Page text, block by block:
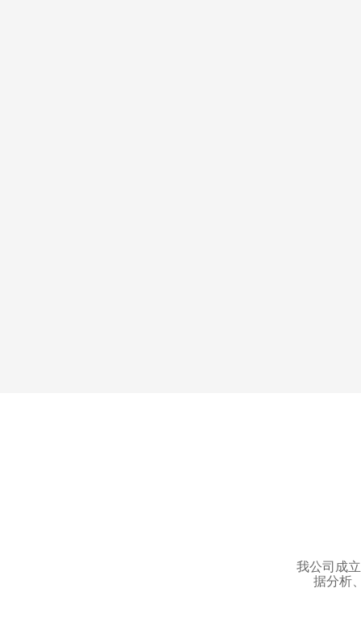
我公司成
据分析